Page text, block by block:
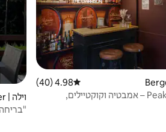
דירוג ממוצע של 4.98 מתוך 5, 40 ביקורות
4.98 (40)
Peaky Blinders – אמבטיה וקוקטיילים,
וילה | Saint-Astier